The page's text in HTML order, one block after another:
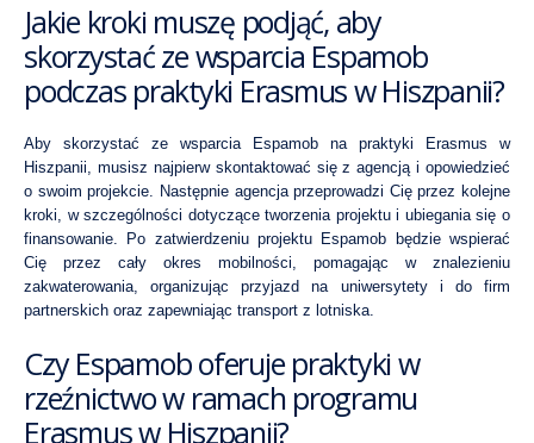
Jakie kroki muszę podjąć, aby
skorzystać ze wsparcia Espamob
podczas praktyki Erasmus w Hiszpanii?
Aby skorzystać ze wsparcia Espamob na praktyki Erasmus w
Hiszpanii, musisz najpierw skontaktować się z agencją i opowiedzieć
o swoim projekcie. Następnie agencja przeprowadzi Cię przez kolejne
kroki, w szczególności dotyczące tworzenia projektu i ubiegania się o
finansowanie. Po zatwierdzeniu projektu Espamob będzie wspierać
Cię przez cały okres mobilności, pomagając w znalezieniu
zakwaterowania, organizując przyjazd na uniwersytety i do firm
partnerskich oraz zapewniając transport z lotniska.
Czy Espamob oferuje praktyki w
rzeźnictwo w ramach programu
Erasmus w Hiszpanii?